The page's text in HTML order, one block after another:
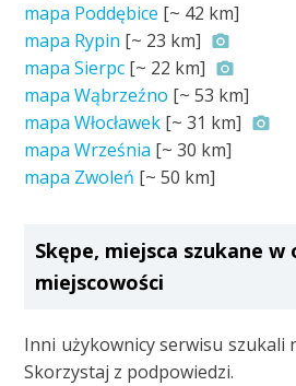
mapa Poddębice [~ 42 km]
mapa Rypin [~ 23 km]
mapa Sierpc [~ 22 km]
mapa Wąbrzeźno [~53 km]
mapa Włocławek [~31 km]
mapa Września [~30 km]
mapa Zwoleń [~50 km]
Skępe, miejsca szukane w
miejscowości
Inni użykownicy serwisu szukali
Skorzystaj z podpowiedzi.